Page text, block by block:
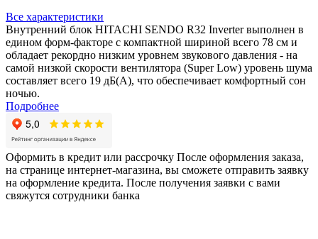
Все характеристики
Внутренний блок HITACHI SENDO R32 Inverter выполнен в
едином форм-факторе с компактной шириной всего 78 см и
обладает рекордно низким уровнем звукового давления - на
самой низкой скорости вентилятора (Super Low) уровень шума
составляет всего 19 дБ(А), что обеспечивает комфортный сон
ночью.
Подробнее
Оформить в кредит или рассрочку После оформления заказа,
на странице интернет-магазина, вы сможете отправить заявку
на оформление кредита. После получения заявки с вами
свяжутся сотрудники банка